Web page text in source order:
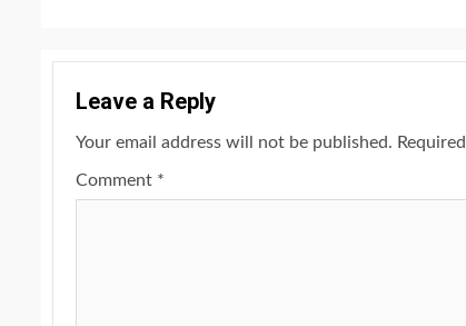
Leave a Reply
Your email address will not be published.
Comment *